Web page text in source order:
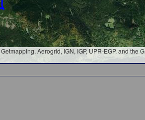
Aerogrid, IGN, IGP, UPR-EGP, and the